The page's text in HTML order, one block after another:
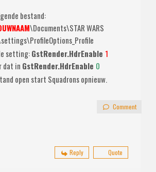
bestand:
\Documents\STAR WARS
setting:GstRender.HdrEnable 1
dat in GstRender.HdrEnable 0
open start Squadrons opnieuw.
Comment
Reply Quote